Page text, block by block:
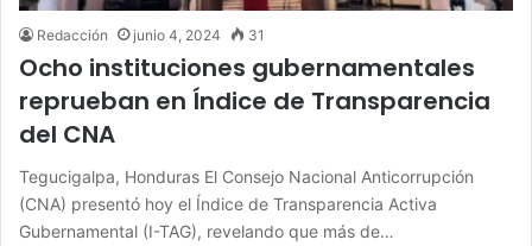
Redacción junio 4, 2024 31
Ocho instituciones gubernamentales
reprueban en Índice de Transparencia
del CNA
Tegucigalpa, Honduras El Consejo Nacional Anticorrupción
(CNA) presentó hoy el Índice de Transparencia Activa
Gubernamental (I-TAG), revelando que más de…